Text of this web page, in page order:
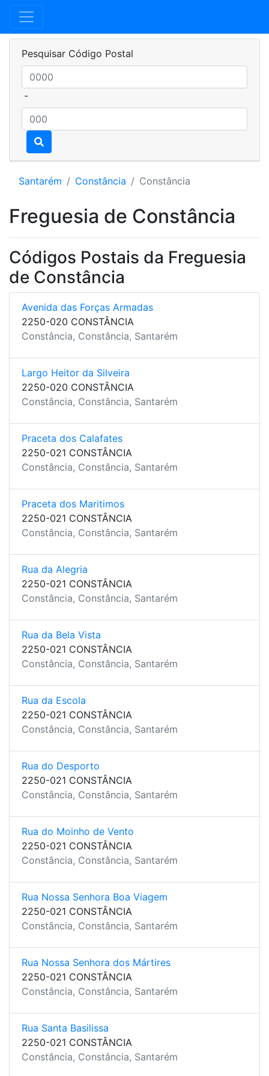
Pesquisar Código Postal
-
Santarém Constância Constância
Freguesia de Constância
Códigos Postais da Freguesia
de Constância
Avenida das Forças Armadas
2250-020 CONSTÂNCIA
Constância, Constância, Santarém
Largo Heitor da Silveira
2250-020 CONSTÂNCIA
Constância, Constância, Santarém
Praceta dos Calafates
2250-021 CONSTÂNCIA
Constância, Constância, Santarém
Praceta dos Maritimos
2250-021 CONSTÂNCIA
Constância, Constância, Santarém
Rua da Alegria
2250-021 CONSTÂNCIA
Constância, Constância, Santarém
Rua da Bela Vista
2250-021 CONSTÂNCIA
Constância, Constância, Santarém
Rua da Escola
2250-021 CONSTÂNCIA
Constância, Constância, Santarém
Rua do Desporto
2250-021 CONSTÂNCIA
Constância, Constância, Santarém
Rua do Moinho de Vento
2250-021 CONSTÂNCIA
Constância, Constância, Santarém
Rua Nossa Senhora Boa Viagem
2250-021 CONSTÂNCIA
Constância, Constância, Santarém
Rua Nossa Senhora dos Mártires
2250-021 CONSTÂNCIA
Constância, Constância, Santarém
Rua Santa Basilissa
2250-021 CONSTÂNCIA
Constância, Constância, Santarém